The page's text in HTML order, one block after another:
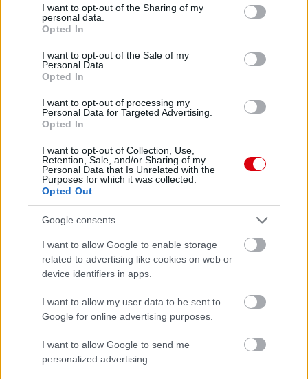
not limited to your visit or usage behaviour. You may click to
grant or deny consent to Google and its third-party tags to
use your data for below specified purposes in below Google
consent section.
I want to opt-out of the Sharing of my
personal data.
Opted In
I want to opt-out of the Sale of my
Personal Data.
Opted In
I want to opt-out of processing my
Personal Data for Targeted Advertising.
Opted In
I want to opt-out of Collection, Use,
Retention, Sale, and/or Sharing of my
Personal Data that Is Unrelated with the
Purposes for which it was collected.
Opted Out
Google consents
I want to allow Google to enable storage
related to advertising like cookies on web or
device identifiers in apps.
I want to allow my user data to be sent to
Google for online advertising purposes.
I want to allow Google to send me
personalized advertising.
Leeds Unitedvs Manchester United2026-08-12 20:30
AC Milan vsManchester United
ELŐZŐ MÉRKŐZÉSEK
Támogatás
Támogasd adományoddal
a ManUtdFanatics.hu működését!
Kapcsolódó hírek
HÓNAP JÁTÉKOSA